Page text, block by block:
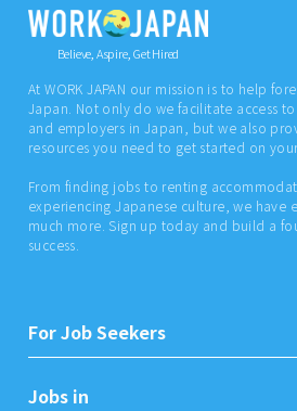
Believe, Aspire, Get Hired
At WORK JAPAN our mission is to help
Japan. Not only do we facilitate access
and employers in Japan, but we also
resources you need to get started on
From finding jobs to renting
experiencing Japanese culture, we have
much more. Sign up today and build a
success.
For Job Seekers
Jobs in